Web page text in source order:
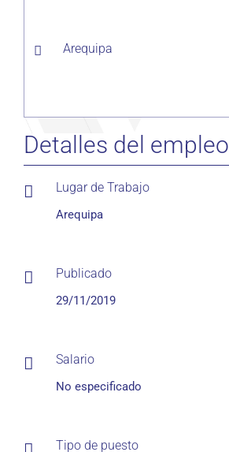
Arequipa
Detalles del empleo
Lugar de Trabajo
Arequipa
Publicado
29/11/2019
Salario
No especificado
Tipo de puesto